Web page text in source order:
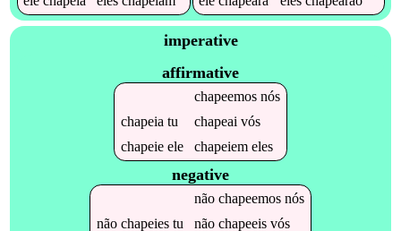
imperative
affirmative
chapeemosnós
chapeia tu chapeai vós
chapeieele chapeiemeles
negative
não chapeemosnós
não chapeiestu não chapeeisvós